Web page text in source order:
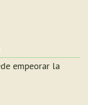
empeorar la